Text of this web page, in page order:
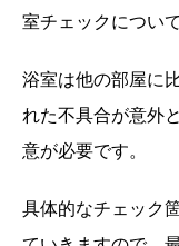
室チェックについ
浴室は他の部屋に
れた不具合が意外
意が必要です。
具体的なチェック